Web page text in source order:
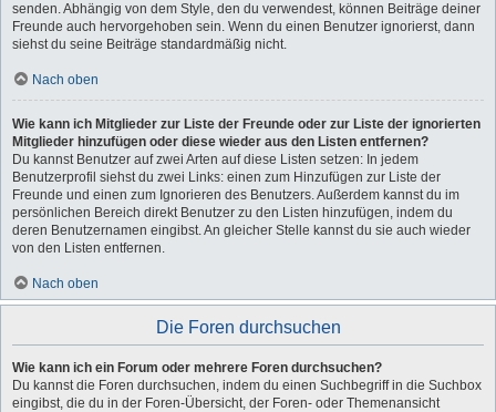
senden. Abhängig von dem Style, den du verwendest, können Beiträge deiner
Freunde auch hervorgehoben sein. Wenn du einen Benutzer ignorierst, dann
siehst du seine Beiträge standardmäßig nicht.
Nach oben
Wie kann ich Mitglieder zur Liste der Freunde oder zur Liste der ignorierten
Mitglieder hinzufügen oder diese wieder aus den Listen entfernen?
Du kannst Benutzer auf zwei Arten auf diese Listen setzen: In jedem
Benutzerprofil siehst du zwei Links: einen zum Hinzufügen zur Liste der
Freunde und einen zum Ignorieren des Benutzers. Außerdem kannst du im
persönlichen Bereich direkt Benutzer zu den Listen hinzufügen, indem du
deren Benutzernamen eingibst. An gleicher Stelle kannst du sie auch wieder
von den Listen entfernen.
Nach oben
Die Foren durchsuchen
Wie kann ich ein Forum oder mehrere Foren durchsuchen?
Du kannst die Foren durchsuchen, indem du einen Suchbegriff in die Suchbox
eingibst, die du in der Foren-Übersicht, der Foren- oder Themenansicht